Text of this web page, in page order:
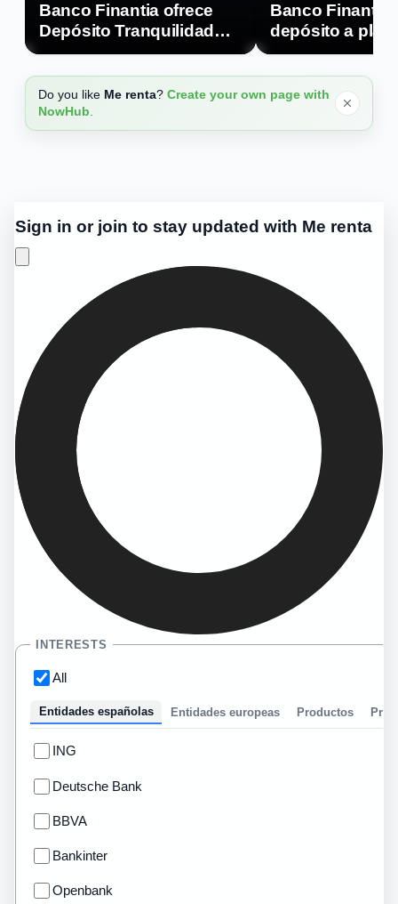
Banco Finantia ofrece
Depósito Tranquilidad
con hasta 2,70% TAE
Banco Finantia
depósito a
TAE
Do you like Me renta? Create your own page with
NowHub
Sign in or join to stay updated with Me renta
INTERESTS
All
Entidades españolas Entidades europeas Productos
ING
Deutsche Bank
BBVA
Bankinter
Openbank